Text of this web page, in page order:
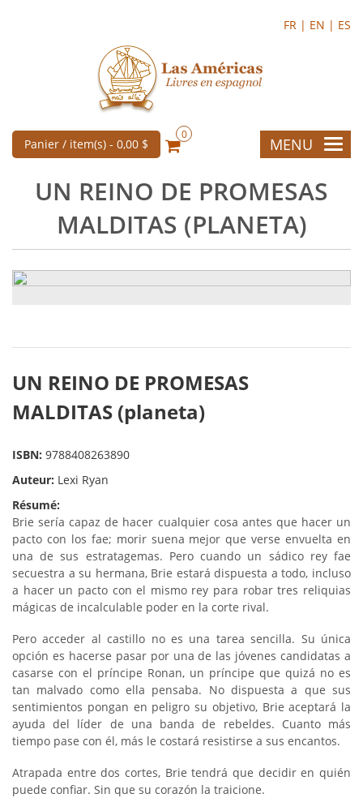
FR | EN | ES
Panier / item(s) - 0,00 $
0
MENU
UN REINO DE PROMESAS
MALDITAS (PLANETA)
UN REINO DE PROMESAS
MALDITAS (planeta)
ISBN: 9788408263890
Auteur: Lexi Ryan
Résumé:
Brie sería capaz de hacer cualquier cosa antes que hacer un
pacto con los fae; morir suena mejor que verse envuelta en
una de sus estratagemas. Pero cuando un sádico rey fae
secuestra a su hermana, Brie estará dispuesta a todo, incluso
a hacer un pacto con el mismo rey para robar tres reliquias
mágicas de incalculable poder en la corte rival.
Pero acceder al castillo no es una tarea sencilla. Su única
opción es hacerse pasar por una de las jóvenes candidatas a
casarse con el príncipe Ronan, un príncipe que quizá no es
tan malvado como ella pensaba. No dispuesta a que sus
sentimientos pongan en peligro su objetivo, Brie aceptará la
ayuda del líder de una banda de rebeldes. Cuanto más
tiempo pase con él, más le costará resistirse a sus encantos.
Atrapada entre dos cortes, Brie tendrá que decidir en quién
puede confiar. Sin que su corazón la traicione.